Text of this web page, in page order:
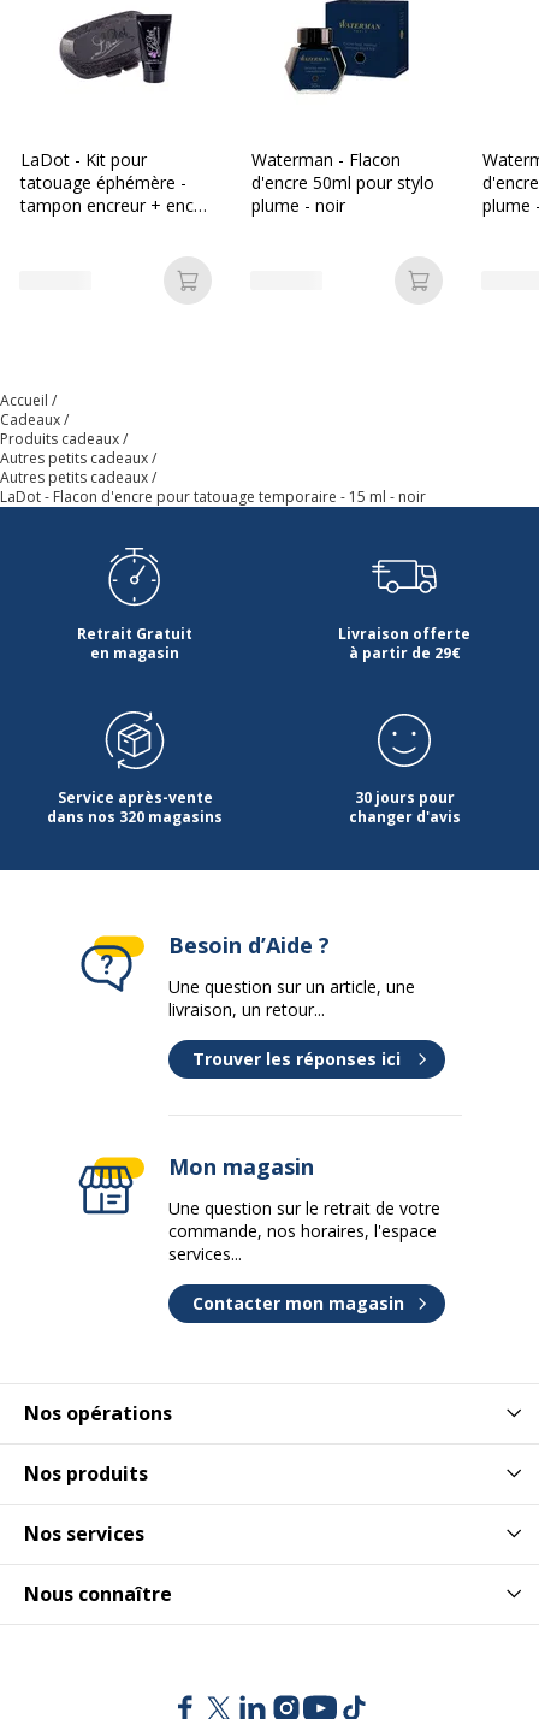
LaDot - Kit pour
tatouage éphémère -
tampon encreur + encre
Ajouter au panier
Waterman - Flacon
d'encre 50ml pour stylo
plume - noir
Ajouter au
plume
Accueil
Cadeaux
Produits cadeaux
Autres petits cadeaux
Autres petits cadeaux
LaDot - Flacon d'encre pour tatouage temporaire - 15 ml - noir
Retrait Gratuit
en magasin
Livraison offerte
à partir de 29€
Service après-vente
dans nos 320 magasins
30 jours pour
changer d'avis
Nos opérations
Nos produits
Nos services
Nous connaître
Besoin d’Aide ?
Une question sur un article, une
livraison, un retour...
Trouver les réponses ici
Mon magasin
Une question sur le retrait de votre
commande, nos horaires, l'espace
services...
Contacter mon magasin